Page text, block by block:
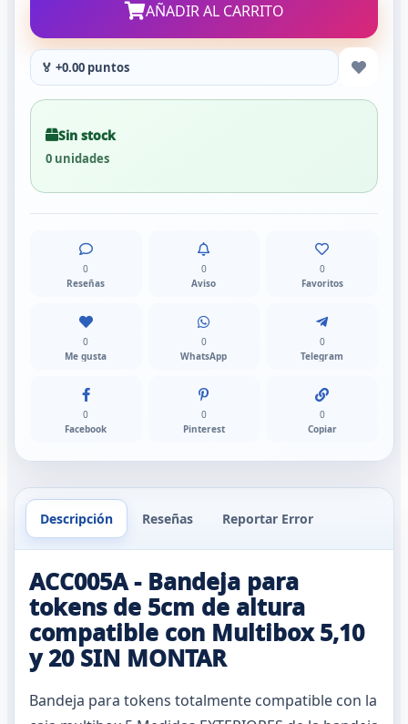
AÑADIR AL CARRITO
🏅 +0.00 puntos
Sin stock
0 unidades
0
Reseñas
0
Aviso
0
Favoritos
0
Me gusta
0
WhatsApp
0
Telegram
0
Facebook
0
Pinterest
0
Copiar
Descripción Reseñas Reportar Error
ACC005A - Bandeja para
tokens de 5cm de altura
compatible con Multibox 5,10
y 20 SIN MONTAR
Bandeja para tokens totalmente compatible con la